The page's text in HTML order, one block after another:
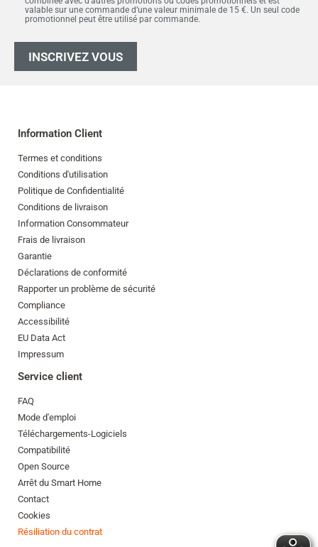
valable sur une commande d’une valeur minimale de 15 €. Un seul code
promotionnel peut être utilisé par commande.
INSCRIVEZ VOUS
Information Client
Termes et conditions
Conditions d'utilisation
Politique de Confidentialité
Conditions de livraison
Information Consommateur
Frais de livraison
Garantie
Déclarations de conformité
Rapporter un problème de sécurité
Compliance
Accessibilité
EU Data Act
Impressum
Service client
FAQ
Mode d'emploi
Téléchargements-Logiciels
Compatibilité
Open Source
Arrêt du Smart Home
Contact
Cookies
Résiliation du contrat